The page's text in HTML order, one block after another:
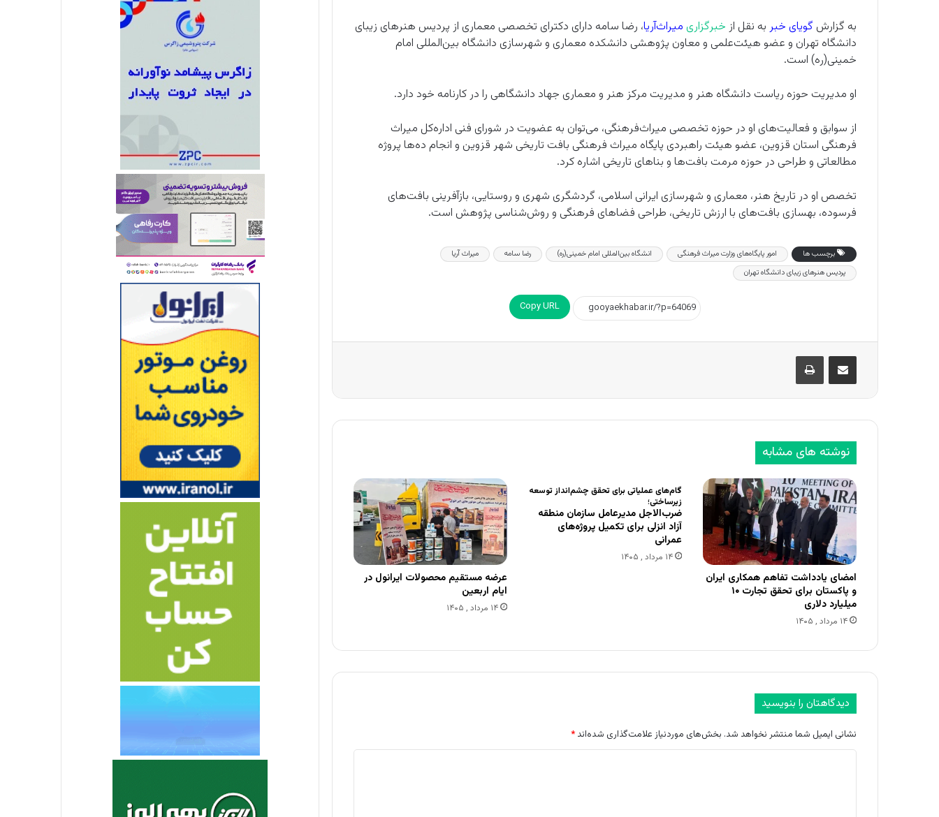
به گزارش گویای خبر به نقل از خبرگزاری میراث‌آریا، رضا سامه دارای دکترای تخصصی معماری از پردیس هنرهای زیبای
دانشگاه تهران و عضو هیئت‌علمی و معاون پژوهشی دانشکده معماری و شهرسازی دانشگاه بین‌المللی امام‌
خمینی(ره) است.
او مدیریت حوزه ریاست دانشگاه هنر و مدیریت مرکز هنر و معماری جهاد دانشگاهی را در کارنامه خود دارد.
از سوابق و فعالیت‌های او در حوزه تخصصی میراث‌فرهنگی، می‌توان به عضویت در شورای فنی اداره‌کل میراث‌
فرهنگی استان قزوین، عضو هیئت راهبردی پایگاه میراث‌ فرهنگی بافت تاریخی شهر قزوین و انجام ده‌ها پروژه
مطالعاتی و طراحی در حوزه مرمت بافت‌ها و بناهای تاریخی اشاره کرد.
تخصص او در تاریخ هنر، معماری و شهرسازی ایرانی اسلامی، گردشگری شهری و روستایی، بازآفرینی بافت‌های
فرسوده، بهسازی بافت‌های با ارزش تاریخی، طراحی فضاهای فرهنگی و روش‌شناسی پژوهش است.
برچسب ها امور پایگاه‌های وزارت میراث‌ فرهنگی انشگاه بین‌المللی امام‌ خمینی(ره) رضا سامه
میراث آریا
پردیس هنرهای زیبای دانشگاه تهران
Copy URL
اشتراک گذاری از طریق ایمیل چاپ
نوشته های مشابه
امضای یادداشت تفاهم همکاری ایران
و پاکستان برای تحقق تجارت ۱۰
میلیارد دلاری
۱۴ مرداد , ۱۴۰۵
گام‌های عملیاتی برای تحقق چشم‌انداز توسعه
زیرساختی؛
ضرب‌الاجل مدیرعامل سازمان منطقه
آزاد انزلی برای تکمیل پروژه‌های
عمرانی
۱۴ مرداد , ۱۴۰۵
عرضه مستقیم محصولات ایرانول در
ایام اربعین
۱۴ مرداد , ۱۴۰۵
دیدگاهتان را بنویسید
نشانی ایمیل شما منتشر نخواهد شد. بخش‌های موردنیاز علامت‌گذاری شده‌اند *